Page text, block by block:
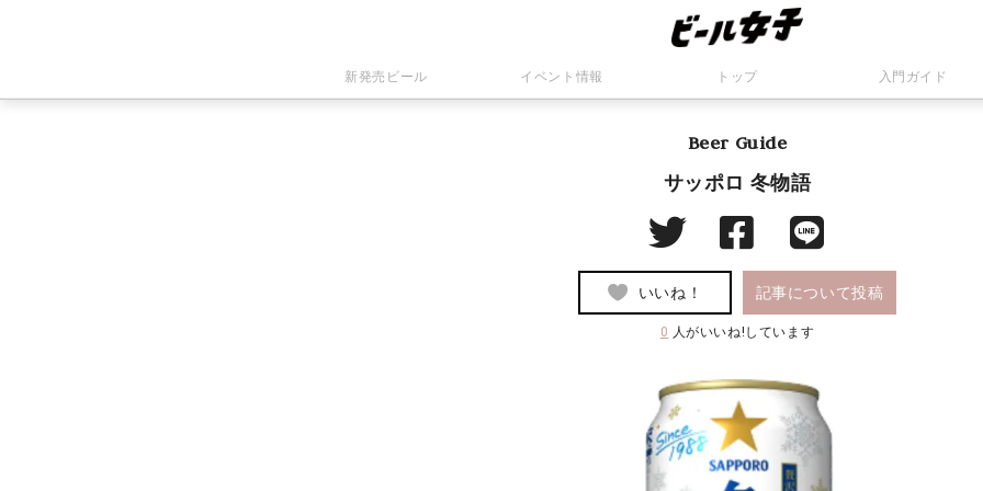
新発売ビール イベント情報 トップ 入門ガイド
Beer Guide
サッポロ 冬物語
いいね！ 記事について投稿
0 人がいいね!しています